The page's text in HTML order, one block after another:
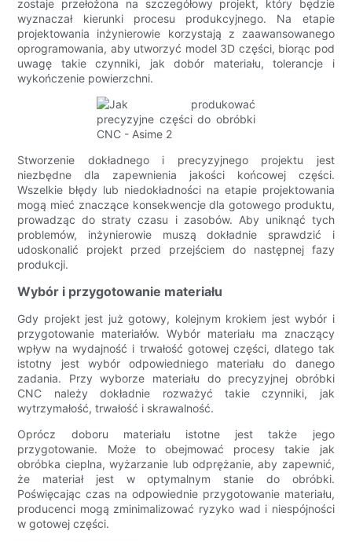
zostaje przełożona na szczegółowy projekt, który będzie
wyznaczał kierunki procesu produkcyjnego. Na etapie
projektowania inżynierowie korzystają z zaawansowanego
oprogramowania, aby utworzyć model 3D części, biorąc pod
uwagę takie czynniki, jak dobór materiału, tolerancje i
wykończenie powierzchni.
Stworzenie dokładnego i precyzyjnego projektu jest
niezbędne dla zapewnienia jakości końcowej części.
Wszelkie błędy lub niedokładności na etapie projektowania
mogą mieć znaczące konsekwencje dla gotowego produktu,
prowadząc do straty czasu i zasobów. Aby uniknąć tych
problemów, inżynierowie muszą dokładnie sprawdzić i
udoskonalić projekt przed przejściem do następnej fazy
produkcji.
Wybór i przygotowanie materiału
Gdy projekt jest już gotowy, kolejnym krokiem jest wybór i
przygotowanie materiałów. Wybór materiału ma znaczący
wpływ na wydajność i trwałość gotowej części, dlatego tak
istotny jest wybór odpowiedniego materiału do danego
zadania. Przy wyborze materiału do precyzyjnej obróbki
CNC należy dokładnie rozważyć takie czynniki, jak
wytrzymałość, trwałość i skrawalność.
Oprócz doboru materiału istotne jest także jego
przygotowanie. Może to obejmować procesy takie jak
obróbka cieplna, wyżarzanie lub odprężanie, aby zapewnić,
że materiał jest w optymalnym stanie do obróbki.
Poświęcając czas na odpowiednie przygotowanie materiału,
producenci mogą zminimalizować ryzyko wad i niespójności
w gotowej części.